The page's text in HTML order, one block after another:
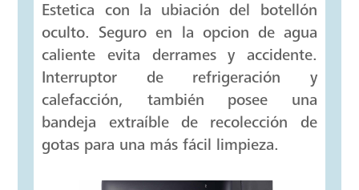
Estetica con la ubiación del botellón
oculto. Seguro en la opcion de agua
caliente evita derrames y accidente.
Interruptor de refrigeración y
calefacción, también posee una
bandeja extraíble de recolección de
gotas para una más fácil limpieza.